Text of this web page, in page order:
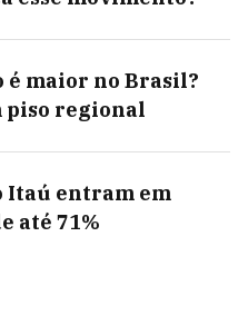
é maior no Brasil?
piso regional
Itaú entram em
até 71%